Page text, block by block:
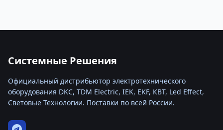
Системные Решения
Официальный дистрибьютор электротехнического
оборудования DKC, TDM Electric, IEK, EKF, КВТ, Led Effect,
Световые Технологии. Поставки по всей России.